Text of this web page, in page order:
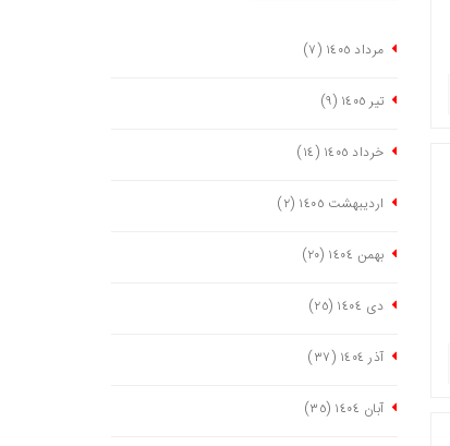
مرداد ١٤٠٥ (٧)
تیر ١٤٠٥ (٩)
خرداد ١٤٠٥ (١٤)
اردیبهشت ١٤٠٥ (٢)
بهمن ١٤٠٤ (٢٠)
دی ١٤٠٤ (٢٥)
آذر ١٤٠٤ (٣٧)
آبان ١٤٠٤ (٣٥)